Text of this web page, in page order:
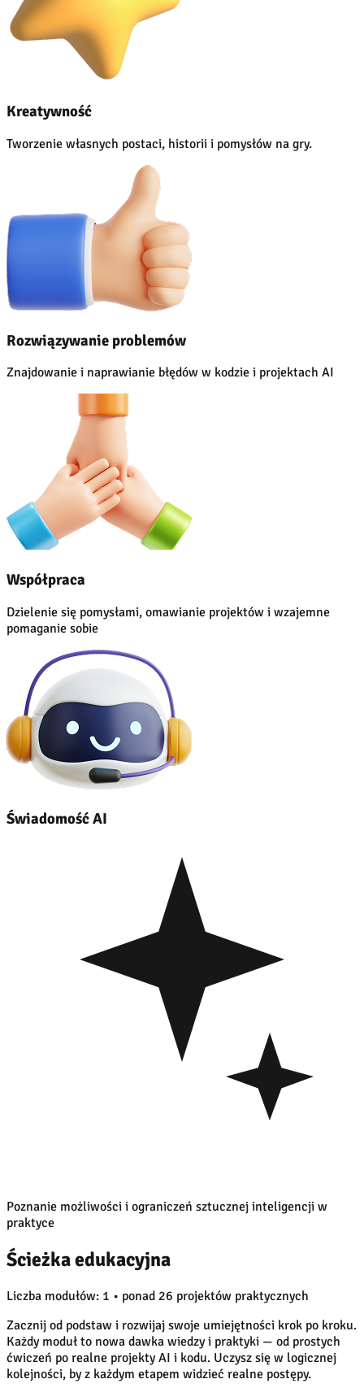
Kreatywność
Tworzenie własnych postaci, historii i pomysłów na gry.
Rozwiązywanie problemów
Znajdowanie i naprawianie błędów w kodzie i projektach AI
Współpraca
Dzielenie się pomysłami, omawianie projektów i wzajemne
pomaganie sobie
Świadomość AI
Poznanie możliwości i ograniczeń sztucznej inteligencji w
praktyce
Ścieżka edukacyjna
Liczba modułów: 1 • ponad 26 projektów praktycznych
Zacznij od podstaw i rozwijaj swoje umiejętności krok po kroku.
Każdy moduł to nowa dawka wiedzy i praktyki — od prostych
ćwiczeń po realne projekty AI i kodu. Uczysz się w logicznej
kolejności, by z każdym etapem widzieć realne postępy.